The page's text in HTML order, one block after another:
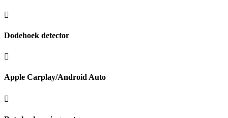
Dodehoek detector
Apple Carplay/Android Auto